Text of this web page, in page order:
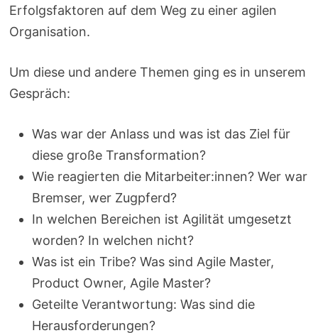
Erfolgsfaktoren auf dem Weg zu einer agilen
Organisation.
Um diese und andere Themen ging es in unserem
Gespräch:
Was war der Anlass und was ist das Ziel für
diese große Transformation?
Wie reagierten die Mitarbeiter:innen? Wer war
Bremser, wer Zugpferd?
In welchen Bereichen ist Agilität umgesetzt
worden? In welchen nicht?
Was ist ein Tribe? Was sind Agile Master,
Product Owner, Agile Master?
Geteilte Verantwortung: Was sind die
Herausforderungen?